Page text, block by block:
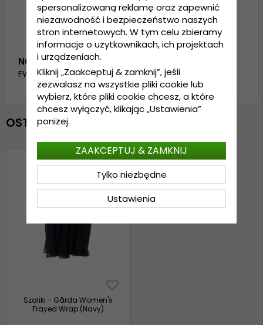
Numer artykułu:
FW_SC-2695-0004_NAVY
OSTATNIO OGLĄDANE
Szaliki - Gårda Women's
Frayed Wrap (Navy)
spersonalizowaną reklamę oraz zapewnić
niezawodność i bezpieczeństwo naszych
stron internetowych. W tym celu zbieramy
informacje o użytkownikach, ich projektach
i urządzeniach.
Kliknij „Zaakceptuj & zamknij”, jeśli
zezwalasz na wszystkie pliki cookie lub
wybierz, które pliki cookie chcesz, a które
chcesz wyłączyć, klikając „Ustawienia”
poniżej.
Ustawienia
Tylko niezbędne
ZAAKCEPTUJ & ZAMKNIJ